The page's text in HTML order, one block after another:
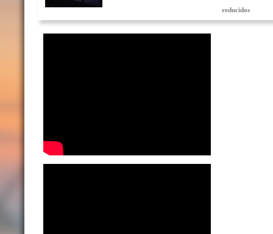
reducidos